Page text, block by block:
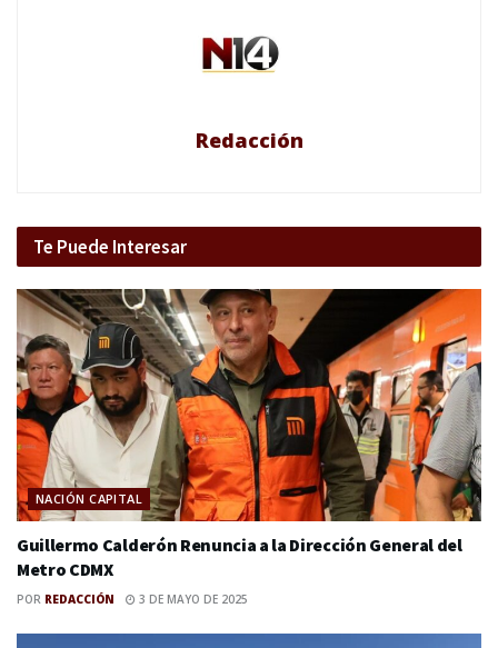
Redacción
Te Puede Interesar
NACIÓN CAPITAL
Guillermo Calderón Renuncia a la Dirección General del
Metro CDMX
POR REDACCIÓN 3 DE MAYO DE 2025